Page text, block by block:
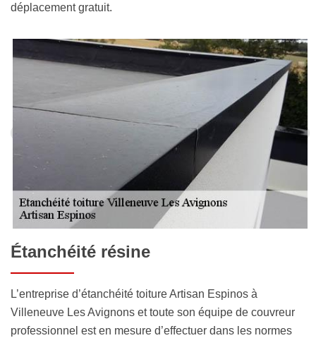
déplacement gratuit.
Étanchéité résine
L’entreprise d’étanchéité toiture Artisan Espinos à
Villeneuve Les Avignons et toute son équipe de couvreur
professionnel est en mesure d’effectuer dans les normes